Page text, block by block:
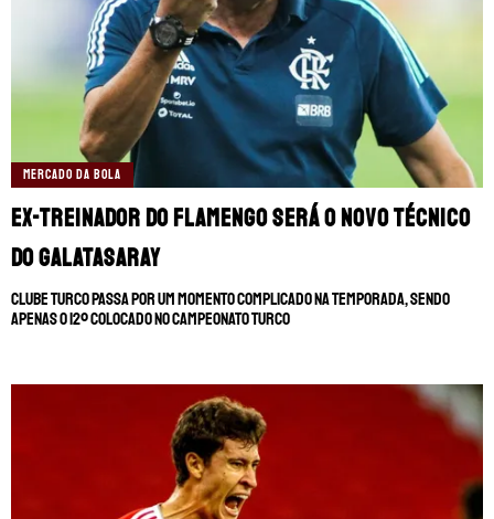
MERCADO DA BOLA
Ex-treinador do Flamengo será o novo técnico
do Galatasaray
Clube turco passa por um momento complicado na temporada, sendo
apenas o 12º colocado no Campeonato Turco